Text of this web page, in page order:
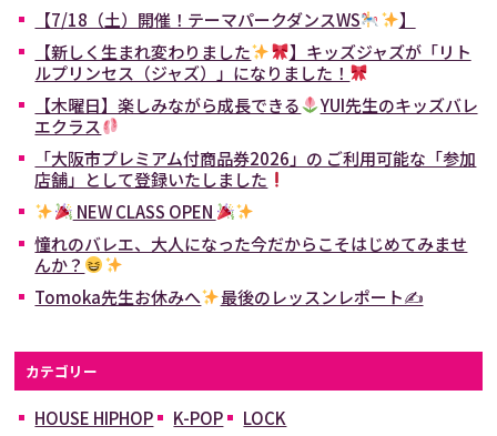
【7/18（土）開催！テーマパークダンスWS
】
【新しく生まれ変わりました
】キッズジャズが「リト
ルプリンセス（ジャズ）」になりました！
【木曜日】楽しみながら成長できる
YUI先生のキッズバレ
エクラス
「大阪市プレミアム付商品券2026」の ご利用可能な「参加
店舗」として登録いたしました
NEW CLASS OPEN
憧れのバレエ、大人になった今だからこそはじめてみませ
んか？
Tomoka先生お休みへ
最後のレッスンレポート✍
カテゴリー
HOUSE HIPHOP K-POP
LOCK